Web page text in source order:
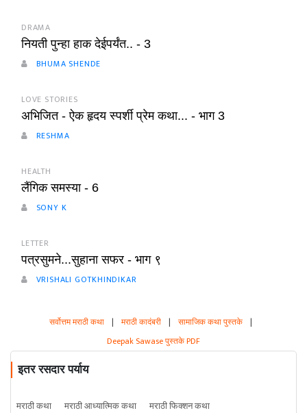
DRAMA
नियती पुन्हा हाक देईपर्यंत.. - 3
BHUMA SHENDE
LOVE STORIES
अभिजित - ऐक हृदय स्पर्शी प्रेम कथा... - भाग 3
RESHMA
HEALTH
लैंगिक समस्या - 6
SONY K
LETTER
पत्रसुमने...सुहाना सफर - भाग ९
VRISHALI GOTKHINDIKAR
सर्वोत्तम मराठी कथा | मराठी कादंबरी | सामाजिक कथा पुस्तके |
Deepak Sawase पुस्तके PDF
इतर रसदार पर्याय
मराठी कथा मराठी आध्यात्मिक कथा
मराठी फिक्शन कथा